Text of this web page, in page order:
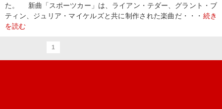
た。 新曲「スポーツカー」は、ライアン・テダー、グラント・ブ
ティン、ジュリア・マイケルズと共に制作された楽曲だ・・・ 続き
を読む
1